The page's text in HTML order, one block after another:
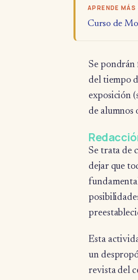
APRENDE
Curso de
Se pondrán
del tiempo
exposición
de alumnos
Se trata de
dejar que
Esta
un
revista del